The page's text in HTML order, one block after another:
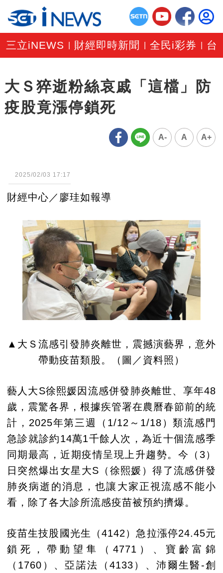
三立iNEWS 財經即時新聞 |全民i彩券 台
大Ｓ猝逝粉絲哀戚「這檔」防
疫股竟漲停鎖死
A- A A+
2025/02/03 17:17
財經中心／廖珪如報導
▲大Ｓ流感引發肺炎離世，震撼演藝界，意外
帶動疫苗類股。（圖／資料照）
藝人大S徐熙媛因流感併發肺炎離世、享年48
歲，震驚各界，根據疾管署在農曆春節前的統
計，2025年第三週（1/12～1/18）類流感門
急診就診約14萬1千餘人次，為近十個流感季
同期最高，近期疫情呈現上升趨勢。今（3）
日突然爆出女星大S（徐熙媛）得了流感併發
肺炎病逝的消息，也讓大家正視流感不能小
看，除了各大診所流感疫苗被預約擠爆。
疫苗生技股國光生（4142）急拉漲停24.45元
鎖死，帶動望隼（4771）、寶齡富錦
（1760）、亞諾法（4133）、沛爾生醫-創